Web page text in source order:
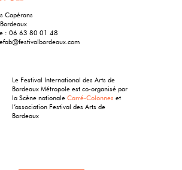
Capérans
: 06 63 80 01 48
Le Festival International des Arts de
Bordeaux Métropole est co-organisé par
la Scène nationaleCarré-Colonnes et
l’association Festival des Arts de
Bordeaux